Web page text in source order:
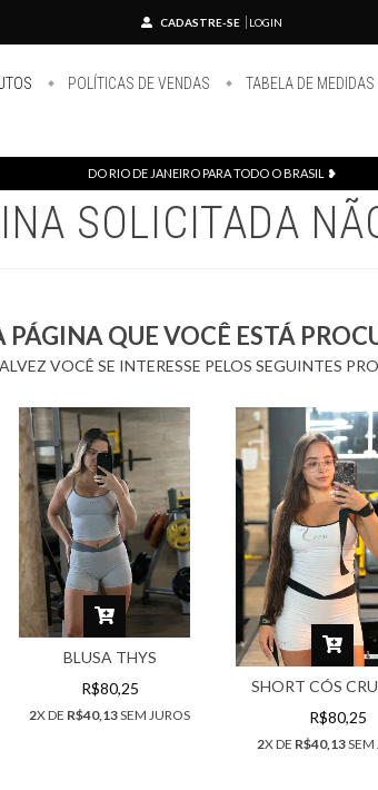
CADASTRE-SE LOGIN
POLÍTICAS DE VENDAS TABELA DE MEDIDAS
DO RIO DE JANEIRO PARA TODO O BRASIL ❥
SOLICITADA
PÁGINA QUE VOCÊ ESTÁ
VOCÊ SE INTERESSE PELOS SEGUINTES
BLUSA THYS
R$80,25
2X DE R$40,13SEM JUROS
SHORT CÓS
R$80,25
2X DE R$40,13SEM